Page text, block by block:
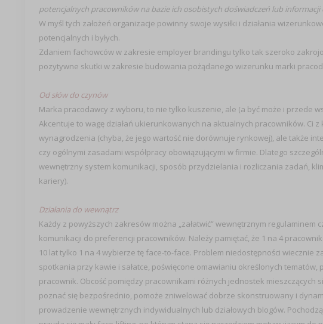
potencjalnych pracowników na bazie ich osobistych doświadczeń lub informacji
W myśl tych założeń organizacje powinny swoje wysiłki i działania
potencjalnych i byłych.
Zdaniem fachowców w zakresie employer brandingu tylko tak szeroko
pozytywne skutki w zakresie budowania pożądanego wizerunku marki
Od słów do czynów
Marka pracodawcy z wyboru, to nie tylko kuszenie, ale (a być może i przede
Akcentuje to wagę działań ukierunkowanych na aktualnych pracowników. Ci
wynagrodzenia (chyba, że jego wartość nie dorównuje rynkowej), ale także
czy ogólnymi zasadami współpracy obowiązującymi w firmie. Dlatego
wewnętrzny system komunikacji, sposób przydzielania i rozliczania zadań,
kariery).
Działania do wewnątrz
Każdy z powyższych zakresów można „załatwić” wewnętrznym
komunikacji do preferencji pracowników. Należy pamiętać, że 1 na 4
10 lat tylko 1 na 4 wybierze tę face-to-face. Problem niedostępności wiecznie
spotkania przy kawie i sałatce, poświęcone omawianiu określonych
pracownik. Obcość pomiędzy pracownikami różnych jednostek mieszczących
poznać się bezpośrednio, pomoże zniwelować dobrze skonstruowany i
prowadzenie wewnętrznych indywidualnych lub działowych blogów.